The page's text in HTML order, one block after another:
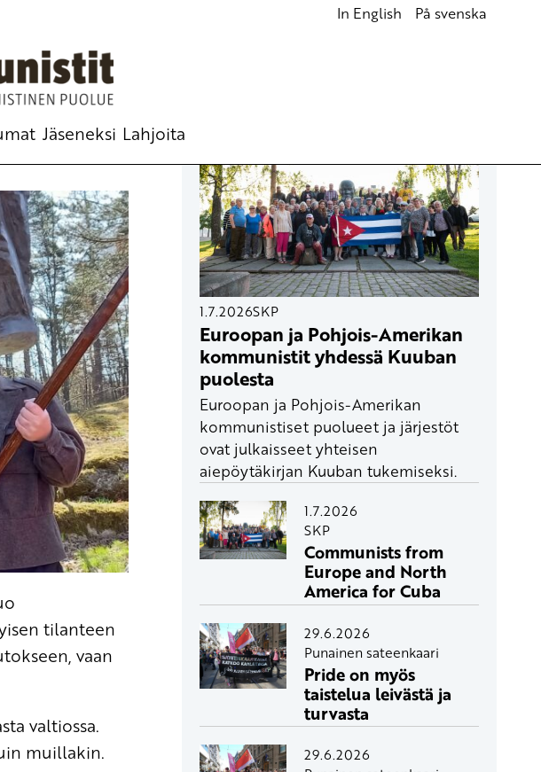
In English På svenska
Jäseneksi Lahjoita
tilanteen
vaan
valtiossa.
muillakin.
1.7.2026SKP
Euroopan ja Pohjois-Amerikan
kommunistit yhdessä Kuuban
puolesta
Euroopan ja Pohjois-Amerikan
kommunistiset puolueet ja järjestöt
ovat julkaisseet yhteisen
aiepöytäkirjan Kuuban tukemiseksi.
1.7.2026
SKP
Communists from
Europe and North
America for Cuba
29.6.2026
Punainen sateenkaari
Pride on myös
taistelua leivästä ja
turvasta
29.6.2026